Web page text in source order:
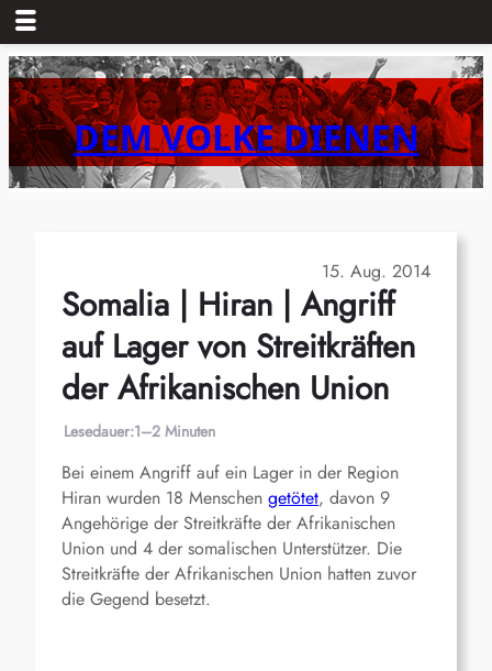
Zum
Inhalt
springenDEM VOLKE DIENEN
15. Aug. 2014
Somalia | Hiran | Angriff
auf Lager von Streitkräften
der Afrikanischen Union
Lesedauer:1–2 Minuten
Bei einem Angriff auf ein Lager in der Region
Hiran wurden 18 Menschen getötet, davon 9
Angehörige der Streitkräfte der Afrikanischen
Union und 4 der somalischen Unterstützer. Die
Streitkräfte der Afrikanischen Union hatten zuvor
die Gegend besetzt.